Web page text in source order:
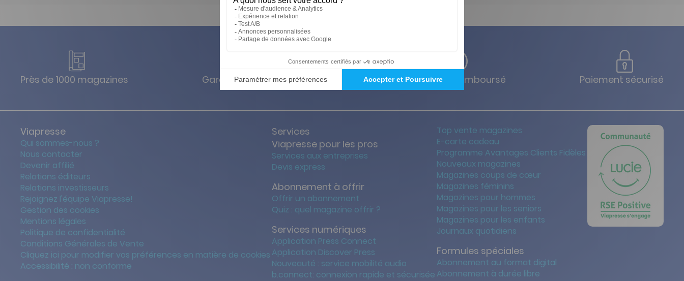
Près de 1000 magazines Garanties des prix les + bas Satisfait ou remboursé Paiement sécurisé
Viapresse
Qui sommes-nous ?
Nous contacter
Devenir affilié
Relations éditeurs
Relations investisseurs
Rejoignez l'équipe Viapresse!
Gestion des cookies
Mentions légales
Politique de confidentialité
Conditions Générales de Vente
Cliquez ici pour modifier vos préférences en matière de cookies
Accessibilité : non conforme
Services
Viapresse pour les pros
Services aux entreprises
Devis express
Abonnement à offrir
Offrir un abonnement
Quiz : quel magazine offrir ?
Services numériques
Application Press Connect
Application Discover Press
Nouveauté : service mobilité audio
b.connect: connexion rapide et sécurisée
Top vente magazines
E-carte cadeau
Programme Avantages Clients Fidèles
Nouveaux magazines
Magazines coups de cœur
Magazines féminins
Magazines pour hommes
Magazines pour les seniors
Magazines pour les enfants
Journaux quotidiens
Formules spéciales
Abonnement au format digital
Abonnement à durée libre